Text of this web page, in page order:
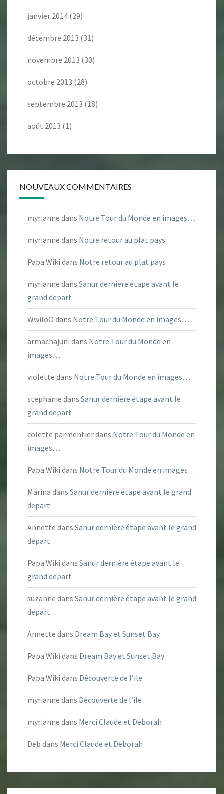
janvier 2014 (29)
décembre 2013 (31)
novembre 2013 (30)
octobre 2013 (28)
septembre 2013 (18)
août 2013 (1)
NOUVEAUX COMMENTAIRES
myrianne dans Notre Tour du Monde en images…
myrianne dans Notre retour au plat pays
Papa Wiki dans Notre retour au plat pays
myrianne dans Sanur dernière étape avant le
grand depart
WwiloO dans Notre Tour du Monde en images…
armachajuni dans Notre Tour du Monde en
images…
violette dans Notre Tour du Monde en images…
stephanie dans Sanur dernière étape avant le
grand depart
colette parmentierdans Notre Tour du Monde en
images…
Papa Wiki dans Notre Tour du Monde en images…
Marina dans Sanur dernière étape avant le grand
depart
Annette dans Sanur dernière étape avant le grand
depart
Papa Wiki dans Sanur dernière étape avant le
grand depart
suzanne dans Sanur dernière étape avant le grand
depart
Annette dans Dream Bay et Sunset Bay
Papa Wiki dans Dream Bay et Sunset Bay
Papa Wiki dans Découverte de l’ile
myrianne dans Découverte de l’ile
myrianne dans Merci Claude et Deborah
Deb dans Merci Claude et Deborah